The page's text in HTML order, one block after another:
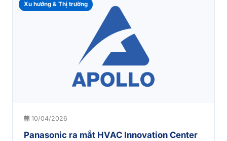
Xu hướng & Thị trường
10/04/2026
Panasonic ra mắt HVAC Innovation Center